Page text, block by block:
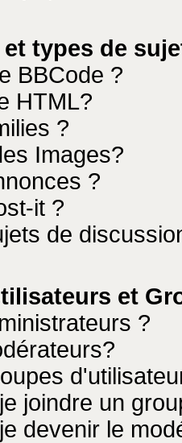
types de
BBCode ?
HTML?
?
Images?
?
it ?
de
et
?
joindre un
devenir le